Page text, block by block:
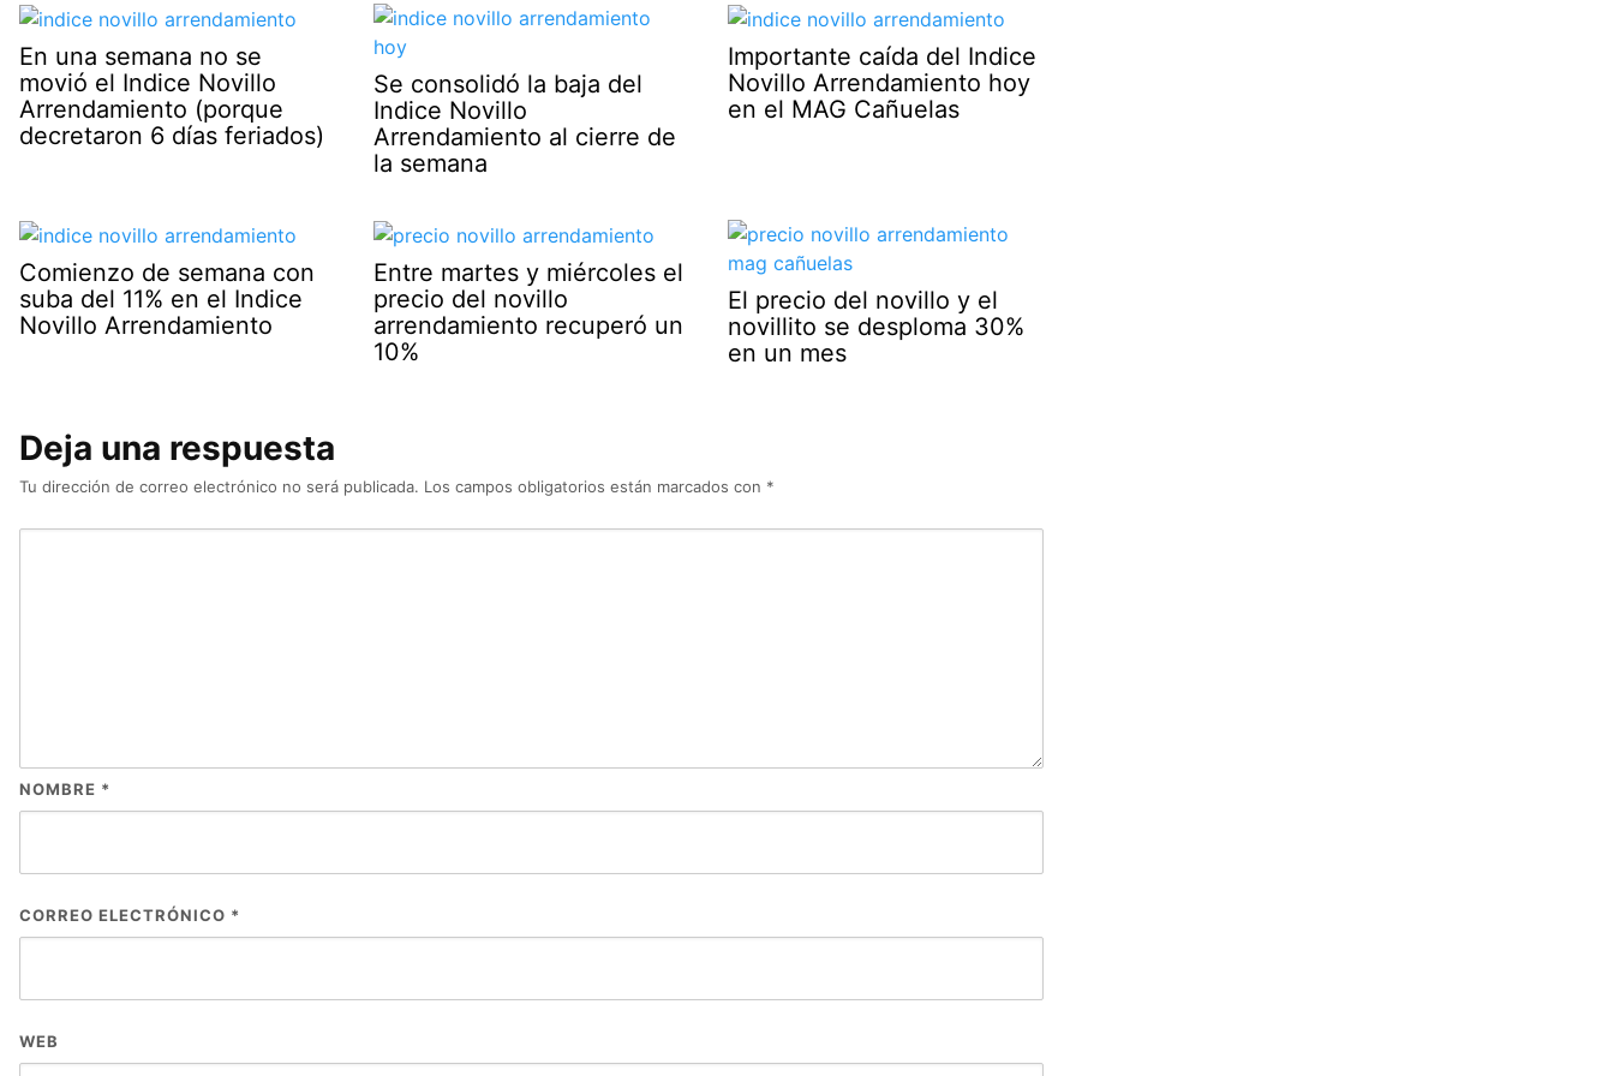
En una semana no se
movió el Indice Novillo
Arrendamiento (porque
decretaron 6 días feriados)
Se consolidó la baja del
Indice Novillo
Arrendamiento al cierre de
la semana
Importante caída del Indice
Novillo Arrendamiento hoy
en el MAG Cañuelas
Comienzo de semana con
suba del 11% en el Indice
Novillo Arrendamiento
Entre martes y miércoles el
precio del novillo
arrendamiento recuperó un
10%
El precio del novillo y el
novillito se desploma 30%
en un mes
Deja una respuesta
Tu dirección de correo electrónico no será publicada. Los campos obligatorios están marcados con *
NOMBRE *
CORREO ELECTRÓNICO *
WEB